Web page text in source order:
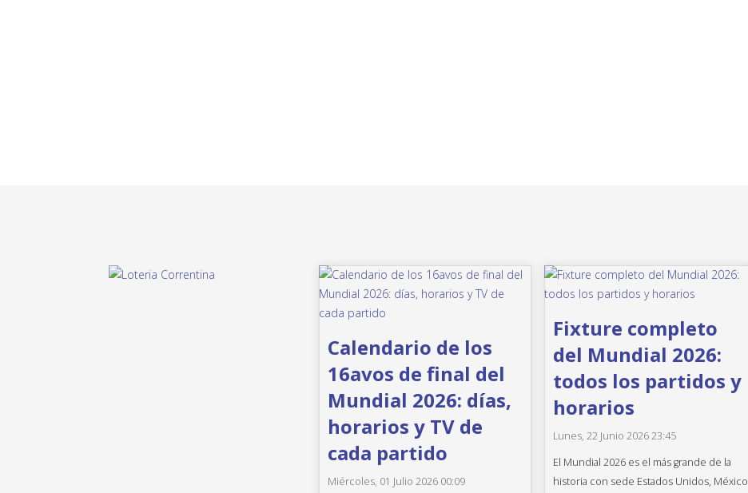
Calendario de los
16avos de final del
Mundial 2026: días,
horarios y TV de
cada partido
Miércoles, 01 Julio 2026 00:09
Fixture completo
del Mundial 2026:
todos los partidos y
horarios
Lunes, 22 Junio 2026 23:45
El Mundial 2026 es el más grande de la
historia con sede Estados Unidos, México